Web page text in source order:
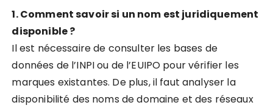
1. Comment savoir si un nom est juridiquement
disponible ?
Il est nécessaire de consulter les bases de
données de l’INPI ou de l’EUIPO pour vérifier les
marques existantes. De plus, il faut analyser la
disponibilité des noms de domaine et des réseaux